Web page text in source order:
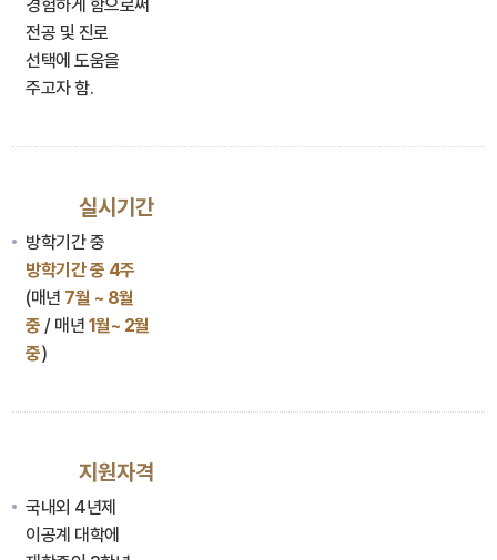
경험하게 함으로써
전공 및 진로
선택에 도움을
주고자 함.
실시기간
방학기간 중
방학기간 중 4주
(매년 7월 ~ 8월
중 / 매년 1월~ 2월
중)
지원자격
국내외 4년제
이공계 대학에